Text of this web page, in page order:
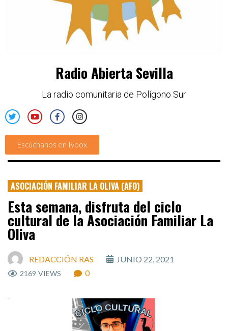
Radio Abierta Sevilla
La radio comunitaria de Polígono Sur
Escúchanos en Ivoox
ASOCIACIÓN FAMILIAR LA OLIVA (AFO)
Esta semana, disfruta del ciclo
cultural de la Asociación Familiar La
Oliva
REDACCIÓN RAS JUNIO 22, 2021
2169 VIEWS 0